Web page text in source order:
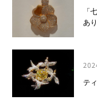
「
あ
テ